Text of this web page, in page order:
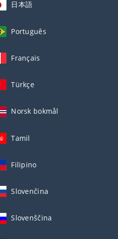
日本語
Português
Français
Türkçe
Norsk bokmål
Tamil
Filipino
Slovenčina
Slovenščina